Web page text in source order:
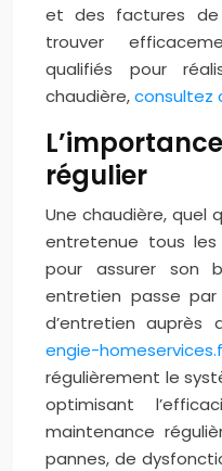
et des factures de
trouver
qualifiés pour
chaudière,consultez
régulier
Une chaudière, quel
entretenue tous
pour assurer son
entretien passe
d’entretien auprès
engie-
régulièrement le
optimisant
maintenance
pannes, de